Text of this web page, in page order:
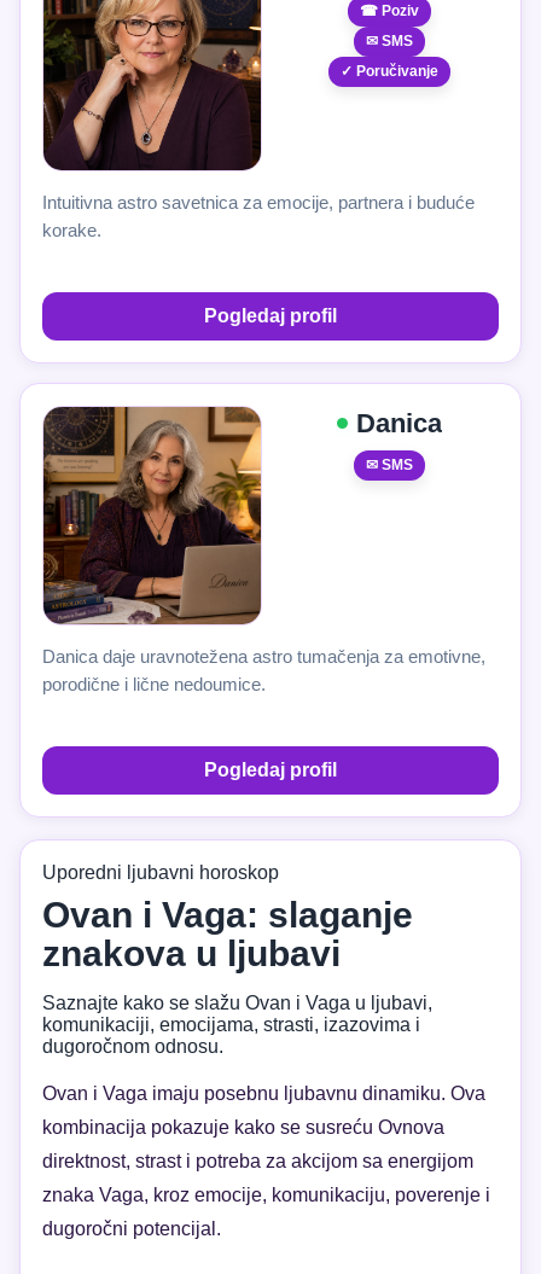
☎ Poziv
✉ SMS
✓ Poručivanje
Intuitivna astro savetnica za emocije, partnera i buduće
korake.
Pogledaj profil
Danica
✉ SMS
Danica daje uravnotežena astro tumačenja za emotivne,
porodične i lične nedoumice.
Pogledaj profil
Uporedni ljubavni horoskop
Ovan i Vaga: slaganje
znakova u ljubavi
Saznajte kako se slažu Ovan i Vaga u ljubavi,
komunikaciji, emocijama, strasti, izazovima i
dugoročnom odnosu.
Ovan i Vaga imaju posebnu ljubavnu dinamiku. Ova
kombinacija pokazuje kako se susreću Ovnova
direktnost, strast i potreba za akcijom sa energijom
znaka Vaga, kroz emocije, komunikaciju, poverenje i
dugoročni potencijal.